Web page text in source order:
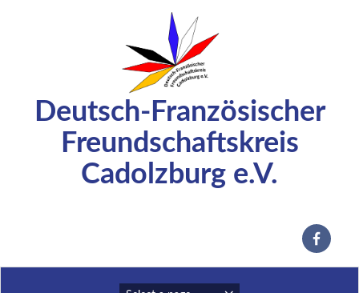
Deutsch-Französischer
Freundschaftskreis
Cadolzburg e.V.